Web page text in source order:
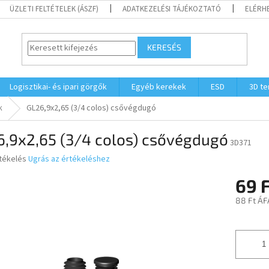
ÜZLETI FELTÉTELEK (ÁSZF) ADATKEZELÉSI TÁJÉKOZTATÓ
KERESÉS
Logisztikai- és ipari görgők Egyéb kerekek ESD 3D
GL26,9x2,65 (3/4 colos) csővégdugó
(3/4 colos) csővégdugó 3D371
Ugrás az értékeléshez
69
88 Ft